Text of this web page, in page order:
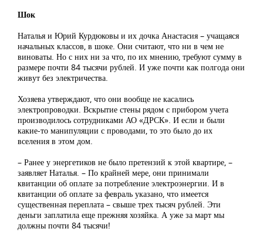
Шок
Наталья и Юрий Курдюковы и их дочка Анастасия – учащаяся
начальных классов, в шоке. Они считают, что ни в чем не
виноваты. Но с них ни за что, по их мнению, требуют сумму в
размере почти 84 тысячи рублей. И уже почти как полгода они
живут без электричества.
Хозяева утверждают, что они вообще не касались
электропроводки. Вскрытие стены рядом с прибором учета
производилось сотрудниками АО «ДРСК». И если и были
какие-то манипуляции с проводами, то это было до их
вселения в этом дом.
– Ранее у энергетиков не было претензий к этой квартире, –
заявляет Наталья. – По крайней мере, они принимали
квитанции об оплате за потребление электроэнергии. И в
квитанции об оплате за февраль указано, что имеется
существенная переплата – свыше трех тысяч рублей. Эти
деньги заплатила еще прежняя хозяйка. А уже за март мы
должны почти 84 тысячи!